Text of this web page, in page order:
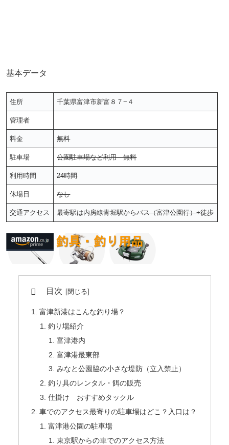
基本データ
住所 千葉県富津市新富８７−４
管理者
料金 無料
駐車場 公園駐車場など利用 無料
利用時間 24時間
休場日 なし
交通アクセス 最寄駅は内房線青堀駅からバス（富津公園行）+徒歩
目次
富津新港はこんな釣り場？
釣り場紹介
富津港内
富津港最東部
みなと公園脇の小さな堤防（立入禁止）
釣り具のレンタル・餌の販売
仕掛け おすすめタックル
車でのアクセス最寄りの駐車場はどこ？入口は？
富津港公園の駐車場
東京駅からの車でのアクセス方法